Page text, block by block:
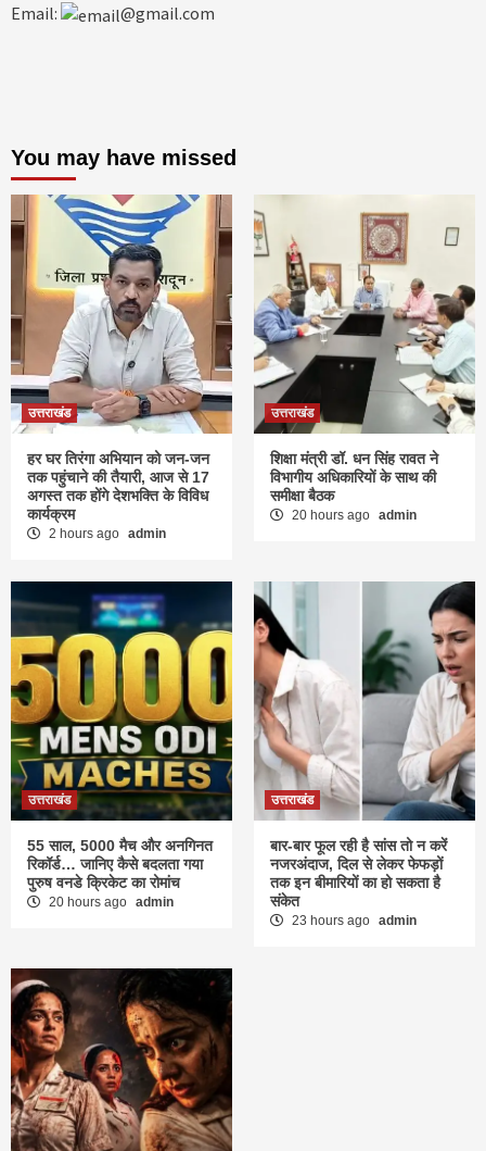
Email:
@gmail.com
You may have missed
उत्तराखंड
हर घर तिरंगा अभियान को जन-जन
तक पहुंचाने की तैयारी, आज से 17
अगस्त तक होंगे देशभक्ति के विविध
कार्यक्रम
2 hours ago admin
उत्तराखंड
शिक्षा मंत्री डॉ. धन सिंह रावत ने
विभागीय अधिकारियों के साथ की
समीक्षा बैठक
20 hours ago admin
उत्तराखंड
55 साल, 5000 मैच और अनगिनत
रिकॉर्ड… जानिए कैसे बदलता गया
पुरुष वनडे क्रिकेट का रोमांच
20 hours ago admin
उत्तराखंड
बार-बार फूल रही है सांस तो न करें
नजरअंदाज, दिल से लेकर फेफड़ों
तक इन बीमारियों का हो सकता है
संकेत
23 hours ago admin